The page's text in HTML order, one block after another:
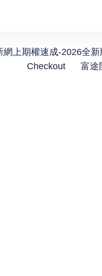
網上期權速成-2026全新
Checkout
富途